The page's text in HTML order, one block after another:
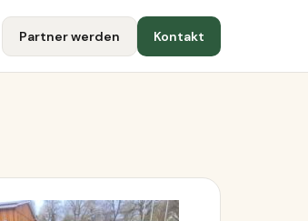
Partner werden Kontakt